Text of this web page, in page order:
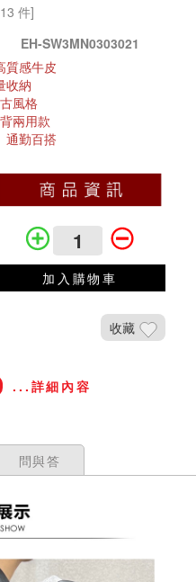
件]
EH-SW3MN0303021
質感牛皮
收納
風格
兩用款
通勤百搭
加入購物車
收藏
...詳細內容
問與答